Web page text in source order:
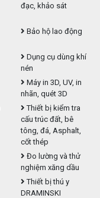
đạc, khảo sát
Bảo hộ lao động
Dụng cụ dùng khí
nén
Máy in 3D, UV, in
nhãn, quét 3D
Thiết bị kiểm tra
cấu trúc đất, bê
tông, đá, Asphalt,
cốt thép
Đo lường và thử
nghiệm xăng dầu
Thiết bị thú y
DRAMINSKI